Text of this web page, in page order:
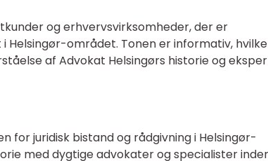
og erhvervsvirksomheder, der er
Helsingør-området. Tonen er informativ,
af Advokat Helsingørs historie og
for juridisk bistand og rådgivning i Helsingør-
med dygtige advokater og specialister